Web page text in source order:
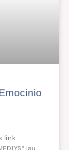
link –
jau